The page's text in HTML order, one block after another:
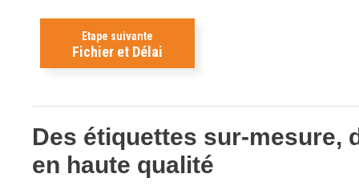
Etape suivante
Fichier et Délai
Des étiquettes sur-mesure,
en haute qualité